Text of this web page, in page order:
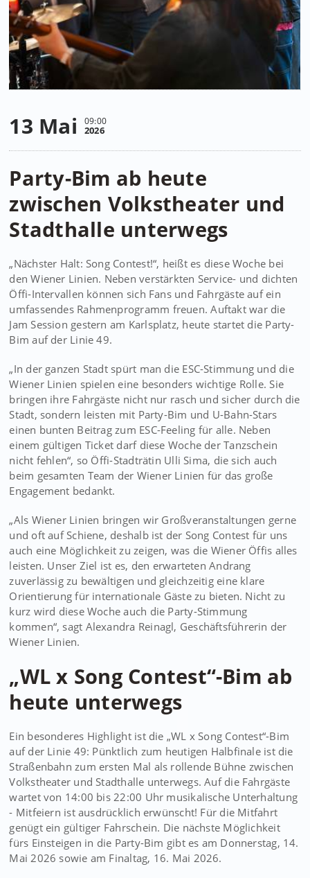
13 Mai 09:00
2026
Party-Bim ab heute
zwischen Volkstheater und
Stadthalle unterwegs
„Nächster Halt: Song Contest!“, heißt es diese Woche bei
den Wiener Linien. Neben verstärkten Service- und dichten
Öffi-Intervallen können sich Fans und Fahrgäste auf ein
umfassendes Rahmenprogramm freuen. Auftakt war die
Jam Session gestern am Karlsplatz, heute startet die Party-
Bim auf der Linie 49.
„In der ganzen Stadt spürt man die ESC-Stimmung und die
Wiener Linien spielen eine besonders wichtige Rolle. Sie
bringen ihre Fahrgäste nicht nur rasch und sicher durch die
Stadt, sondern leisten mit Party-Bim und U-Bahn-Stars
einen bunten Beitrag zum ESC-Feeling für alle. Neben
einem gültigen Ticket darf diese Woche der Tanzschein
nicht fehlen“, so Öffi-Stadträtin Ulli Sima, die sich auch
beim gesamten Team der Wiener Linien für das große
Engagement bedankt.
„Als Wiener Linien bringen wir Großveranstaltungen gerne
und oft auf Schiene, deshalb ist der Song Contest für uns
auch eine Möglichkeit zu zeigen, was die Wiener Öffis alles
leisten. Unser Ziel ist es, den erwarteten Andrang
zuverlässig zu bewältigen und gleichzeitig eine klare
Orientierung für internationale Gäste zu bieten. Nicht zu
kurz wird diese Woche auch die Party-Stimmung
kommen“, sagt Alexandra Reinagl, Geschäftsführerin der
Wiener Linien.
„WL x Song Contest“-Bim ab
heute unterwegs
Ein besonderes Highlight ist die „WL x Song Contest“-Bim
auf der Linie 49: Pünktlich zum heutigen Halbfinale ist die
Straßenbahn zum ersten Mal als rollende Bühne zwischen
Volkstheater und Stadthalle unterwegs. Auf die Fahrgäste
wartet von 14:00 bis 22:00 Uhr musikalische Unterhaltung
- Mitfeiern ist ausdrücklich erwünscht! Für die Mitfahrt
genügt ein gültiger Fahrschein. Die nächste Möglichkeit
fürs Einsteigen in die Party-Bim gibt es am Donnerstag, 14.
Mai 2026 sowie am Finaltag, 16. Mai 2026.